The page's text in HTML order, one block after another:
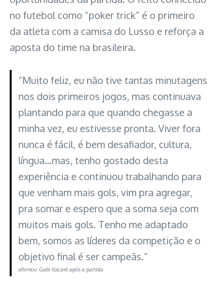
no futebol como “poker trick” é o primeiro
da atleta com a camisa do Lusso e reforça a
aposta do time na brasileira.
“Muito feliz, eu não tive tantas minutagens
nos dois primeiros jogos, mas continuava
plantando para que quando chegasse a
minha vez, eu estivesse pronta. Viver fora
nunca é fácil, é bem desafiador, cultura,
língua…mas, tenho gostado desta
experiência e continuou trabalhando para
que venham mais gols, vim pra agregar,
pra somar e espero que a soma seja com
muitos mais gols. Tenho me adaptado
bem, somos as líderes da competição e o
objetivo final é ser campeãs.”
afirmou Gabi Itacaré após a partida